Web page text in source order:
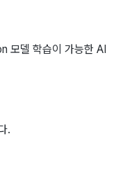
모델 학습이 가능한 AI
.